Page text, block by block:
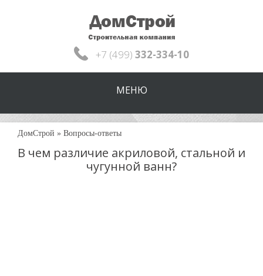
+7 (499) 332-334-10
МЕНЮ
ДомСтрой » Вопросы-ответы
В чем различие акриловой, стальной и
чугунной ванн?